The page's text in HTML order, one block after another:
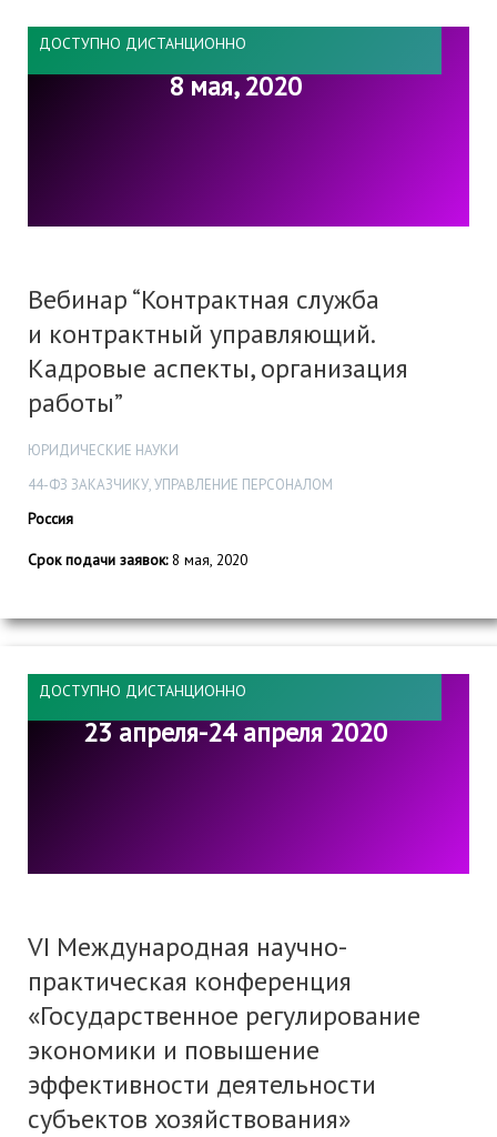
ДОСТУПНО ДИСТАНЦИОННО
8 мая, 2020
Вебинар “Контрактная служба
и контрактный управляющий.
Кадровые аспекты, организация
работы”
ЮРИДИЧЕСКИЕ НАУКИ
44-ФЗ ЗАКАЗЧИКУ, УПРАВЛЕНИЕ ПЕРСОНАЛОМ
Россия
Срок подачи заявок:8 мая, 2020
ДОСТУПНО ДИСТАНЦИОННО
23 апреля-24 апреля 2020
VI Международная научно-
практическая конференция
«Государственное регулирование
экономики и повышение
эффективности деятельности
субъектов хозяйствования»